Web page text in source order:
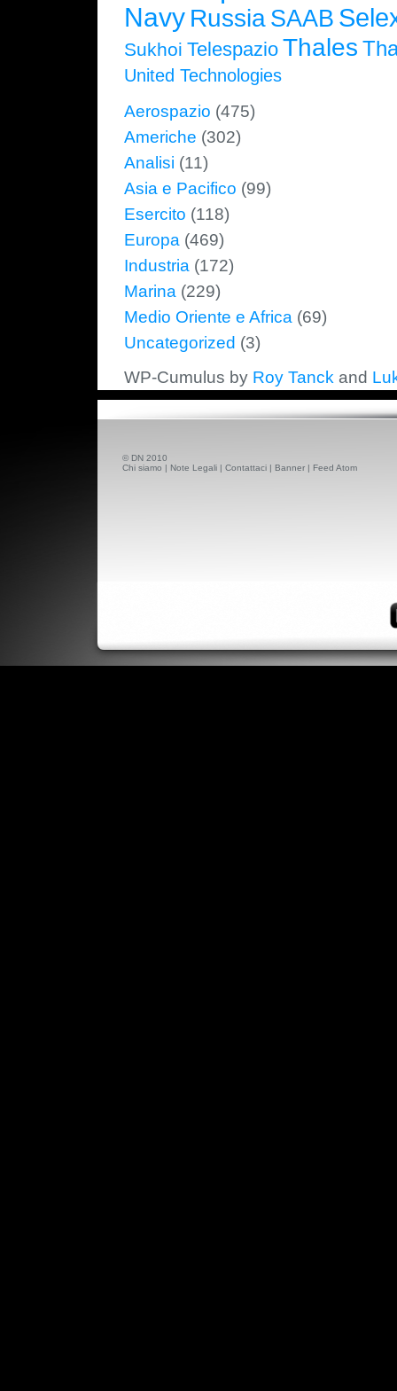
Navy Russia SAAB
Sukhoi Telespazio Thales
United Technologies
Aerospazio (475)
Americhe (302)
Analisi (11)
Asia e Pacifico (99)
Esercito (118)
Europa (469)
Industria (172)
Marina (229)
Medio Oriente e Africa (69)
Uncategorized (3)
WP-Cumulus by Roy Tanck and
© DN 2010
Chi siamo | Note Legali | Contattaci | Banner | Feed Atom